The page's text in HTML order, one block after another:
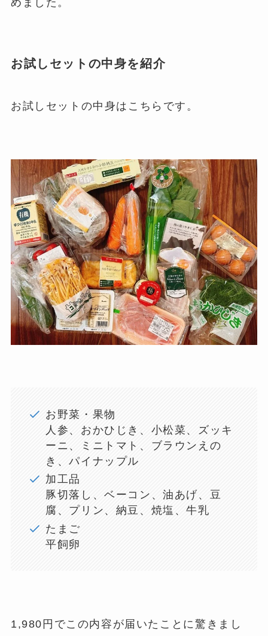
お試しセットの中身を紹介
お試しセットの中身はこちらです。
お野菜・果物
人参、おかひじき、小松菜、ズッキ
ーニ、ミニトマト、ブラウンえの
き、パイナップル
加工品
豚切落し、ベーコン、油あげ、豆
腐、プリン、納豆、焼塩、牛乳
たまご
平飼卵
1,980円でこの内容が届いたことに驚きまし